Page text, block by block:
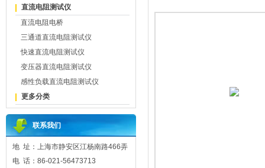
直流电阻测试仪
直流电阻电桥
三通道直流电阻测试仪
快速直流电阻测试仪
变压器直流电阻测试仪
感性负载直流电阻测试仪
更多分类
联系我们
地 址：上海市静安区江杨南路466弄
电 话：86-021-56473713